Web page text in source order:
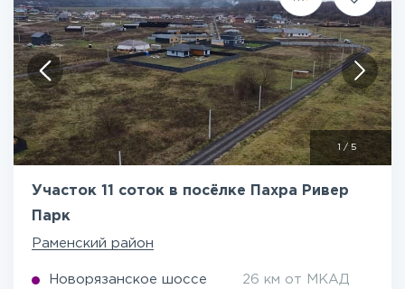
/5
Участок 11 соток в посёлке Пахра Ривер
Парк
Раменский район
Новорязанское шоссе 26 км от МКАД